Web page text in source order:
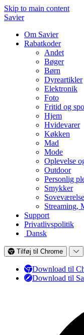
Skip to main content
Savier
Om Savier
Rabatkoder
Andet
Bøger
Børn
Dyreartikler
Elektronik
Foto
Fritid og
Hjem
Hvidevarer
Køkken
Mad
Mode
Oplevelse
Outdoor
Personlig
Smykker
Soveværelse
Streaming,
Support
Privatlivspolitik
Dansk
Tilføj til Chrome
Download til
Download til